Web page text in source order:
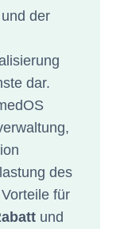
der
dar.
des
für
und